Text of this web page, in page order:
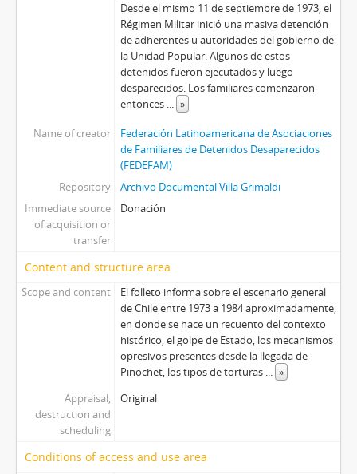
Desde el mismo 11 de septiembre de 1973, el
Régimen Militar inició una masiva detención
de adherentes u autoridades del gobierno de
la Unidad Popular. Algunos de estos
detenidos fueron ejecutados y luego
desparecidos. Los familiares comenzaron
entonces ... »
Name of creator
Federación Latinoamericana de Asociaciones
de Familiares de Detenidos Desaparecidos
(FEDEFAM)
Repository
Archivo Documental Villa Grimaldi
Immediate source
of acquisition or
transfer
Donación
Content and structure area
Scope and content
El folleto informa sobre el escenario general
de Chile entre 1973 a 1984 aproximadamente,
en donde se hace un recuento del contexto
histórico, el golpe de Estado, los mecanismos
opresivos presentes desde la llegada de
Pinochet, los tipos de torturas ... »
Appraisal,
destruction and
scheduling
Original
Conditions of access and use area